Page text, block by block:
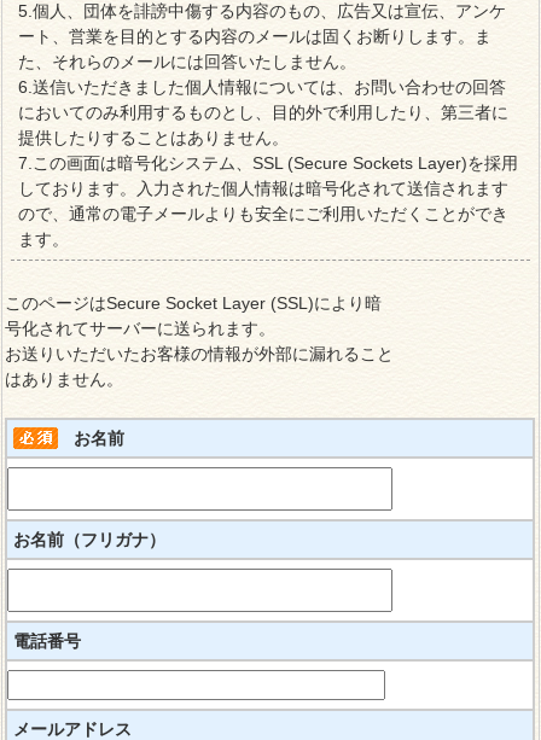
5.個人、団体を誹謗中傷する内容のもの、広告又は宣伝、アンケ
ート、営業を目的とする内容のメールは固くお断りします。ま
た、それらのメールには回答いたしません。
6.送信いただきました個人情報については、お問い合わせの回答
においてのみ利用するものとし、目的外で利用したり、第三者に
提供したりすることはありません。
7.この画面は暗号化システム、SSL (Secure Sockets Layer)を採用
しております。入力された個人情報は暗号化されて送信されます
ので、通常の電子メールよりも安全にご利用いただくことができ
ます。
このページはSecure Socket Layer (SSL)により暗
号化されてサーバーに送られます。
お送りいただいたお客様の情報が外部に漏れること
はありません。
お名前
お名前（フリガナ）
電話番号
メールアドレス